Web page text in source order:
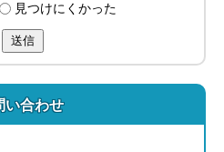
見つけにくかった
送信
い合わせ